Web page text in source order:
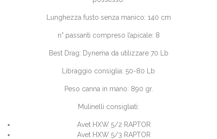
Lunghezza fusto senza manico: 140 cm
n° passanti compreso l’apicale: 8
Best Drag: Dynema da utilizzare 70 Lb
Libraggio consiglia: 50-80 Lb
Peso canna in mano: 890 gr.
Mulinelli consigliati:
Avet HXW 5/2 RAPTOR
Avet HXW 5/3 RAPTOR